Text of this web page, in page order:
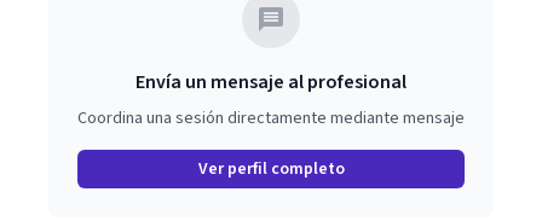
Envía un mensaje al profesional
Coordina una sesión directamente mediante mensaje
Ver perfil completo